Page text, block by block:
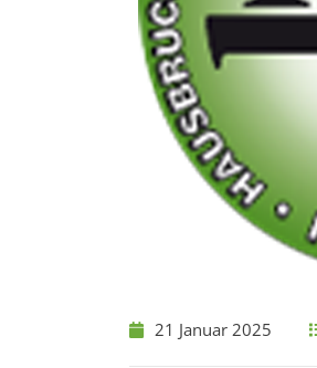
21 Januar 2025